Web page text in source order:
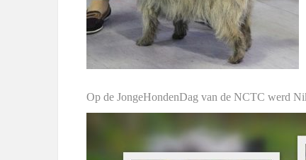
Op de JongeHondenDag van de NCTC werd